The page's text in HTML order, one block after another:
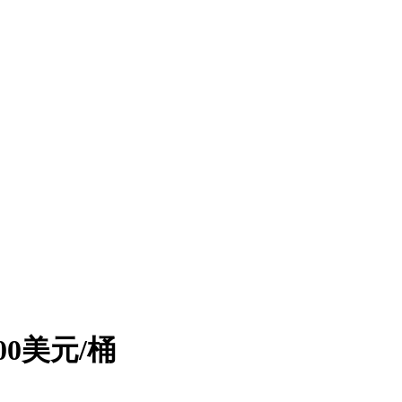
美元/桶